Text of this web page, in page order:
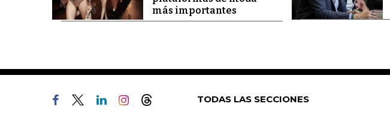
más importantes
TODAS LAS SECCIONES